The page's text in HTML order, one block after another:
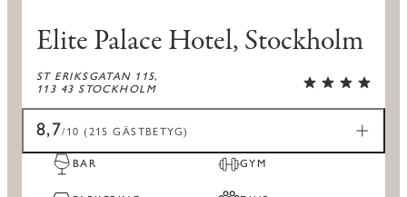
Elite Palace Hotel, Stockholm
ST ERIKSGATAN 115,
113 43 STOCKHOLM
8,7/10 (215 GÄSTBETYG)
BAR GYM